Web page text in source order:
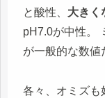
と酸性、 大きく
pH7.0が中性。
が一般的な数値
各々、オミズも